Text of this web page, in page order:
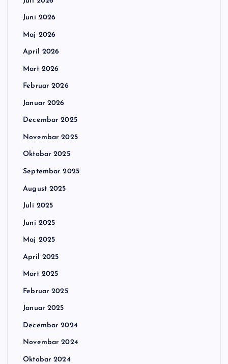
Juni 2026
Maj 2026
April 2026
Mart 2026
Februar 2026
Januar 2026
Decembar 2025
Novembar 2025
Oktobar 2025
Septembar 2025
August 2025
Juli 2025
Juni 2025
Maj 2025
April 2025
Mart 2025
Februar 2025
Januar 2025
Decembar 2024
Novembar 2024
Oktobar 2024